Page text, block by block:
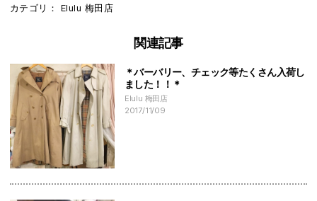
カテゴリ： Elulu 梅田店
関連記事
＊バーバリー、チェック等たくさん入荷し
ました！！＊
Elulu 梅田店
2017/11/09